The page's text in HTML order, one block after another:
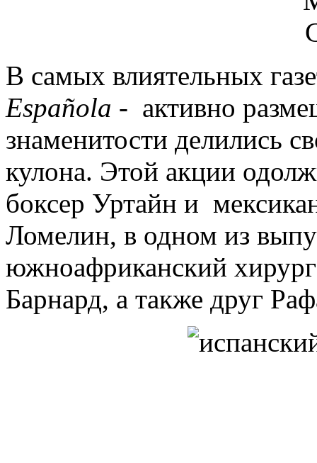
В самых влиятельных
Española - активно
знаменитости делились
кулона. Этой акции
боксер Уртайн и
Ломелин, в одном из
южноафриканский
Барнард, а также друг